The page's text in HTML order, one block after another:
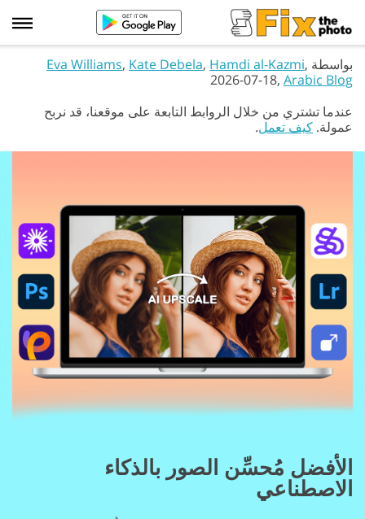
بواسطة Eva Williams, Kate Debela, Hamdi al-Kazmi,
2026-07-18, Arabic Blog
عندما تشتري من خلال الروابط التابعة على موقعنا، قد نربح
عمولة. كيف تعمل.
الأفضل مُحسِّن الصور بالذكاء
الاصطناعي